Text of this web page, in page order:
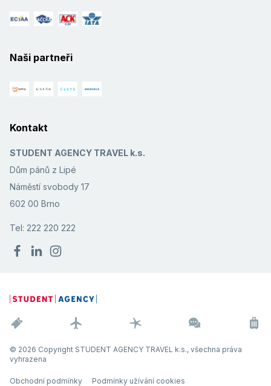
Naši partneři
Kontakt
STUDENT AGENCY TRAVEL k.s.
Dům pánů z Lipé
Náměstí svobody 17
602 00 Brno
Tel: 222 220 222
© 2026 Copyright STUDENT AGENCY TRAVEL k.s., všechna práva
vyhrazena
Obchodní podmínky Podmínky užívání cookies